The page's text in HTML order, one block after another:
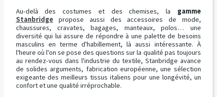
Au-delà des costumes et des chemises, la gamme
Stanbridgepropose aussi des accessoires de mode,
chaussures, cravates, bagages, manteaux, polos… une
diversité qui lui assure de répondre à une palette de besoins
masculins en terme d'habillement, là aussi intéressante. À
l'heure où l'on se pose des questions sur la qualité pas toujours
au rendez-vous dans l'industrie du textile, Stanbridge avance
de solides arguments, fabrication européenne, une sélection
exigeante des meilleurs tissus italiens pour une longévité, un
confort et une qualité irréprochable.